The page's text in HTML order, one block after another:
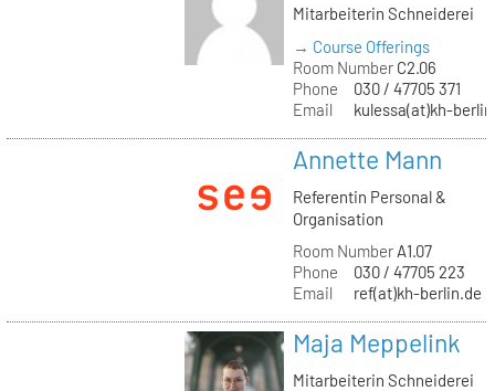
Mitarbeiterin Schneiderei
→ Course Offerings
Room NumberC2.06
Phone
030 / 47705 371
Email
kulessa(at)kh-
Annette Mann
Referentin Personal &
Organisation
Room NumberA1.07
Phone
030 / 47705 223
Email
ref(at)kh-berlin.de
Maja Meppelink
Mitarbeiterin Schneiderei